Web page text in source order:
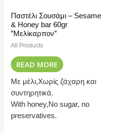
Παστέλι Σουσάμι – Sesame
& Honey bar 60gr
”Μελίκαρπον”
All Products
READ MORE
Με μέλι,Χωρίς ζάχαρη και
συντηρητικά.
With honey,No sugar, no
preservatives.